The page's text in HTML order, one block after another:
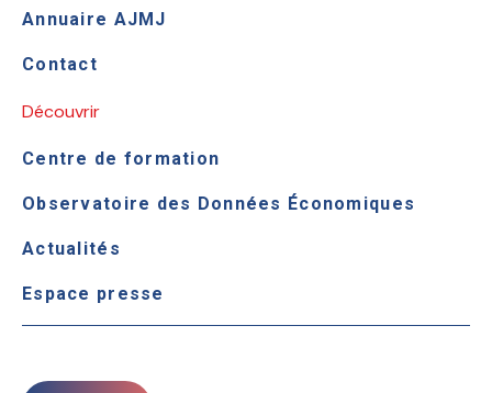
Annuaire AJMJ
Contact
Découvrir
Centre de formation
Observatoire des Données Économiques
Actualités
Espace presse